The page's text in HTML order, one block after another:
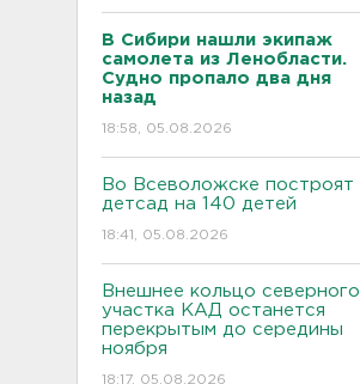
В Сибири нашли экипаж
самолета из Ленобласти.
Судно пропало два дня
назад
18:58, 05.08.2026
Во Всеволожске построят
детсад на 140 детей
18:41, 05.08.2026
Внешнее кольцо северного
участка КАД останется
перекрытым до середины
ноября
18:17, 05.08.2026